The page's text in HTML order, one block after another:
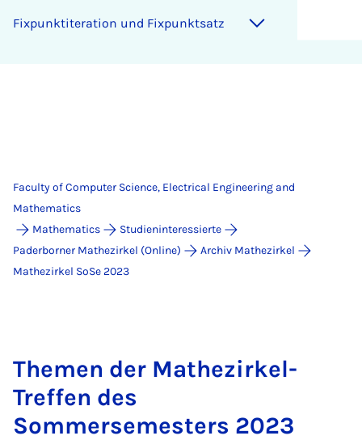
Fix­punk­tit­er­a­tion und Fix­punkt­satz
Faculty of Computer Science, Electrical Engineering and
Mathematics
Mathematics
Studieninteressierte
Paderborner Mathezirkel (Online)
Archiv Mathezirkel
Mathezirkel SoSe 2023
Themen der Mathezirkel-
Treffen des
Sommersemesters 2023